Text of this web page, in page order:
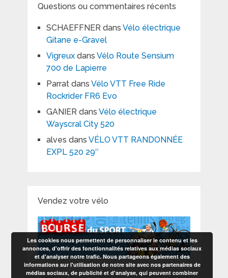
Questions ou commentaires récents
SCHAEFFNERdans Vélo électrique
Gitane e-Gravel
Vigreuxdans Vélo Route Sensium
700 de Lapierre
Parratdans Vélo VTT Free Ride
Rockrider FR6 Evo
GANIERdans Vélo électrique
Wayscral City 520
alves dans VÉLO VTT RANDONNÉE
EXPL 520 29″
Vendez votre vélo
Les cookies nous permettent de personnaliser le contenu et les
annonces, d'offrir des fonctionnalités relatives aux médias sociaux
et d'analyser notre trafic. Nous partageons également des
informations sur l'utilisation de notre site avec nos partenaires de
médias sociaux, de publicité et d'analyse, qui peuvent combiner